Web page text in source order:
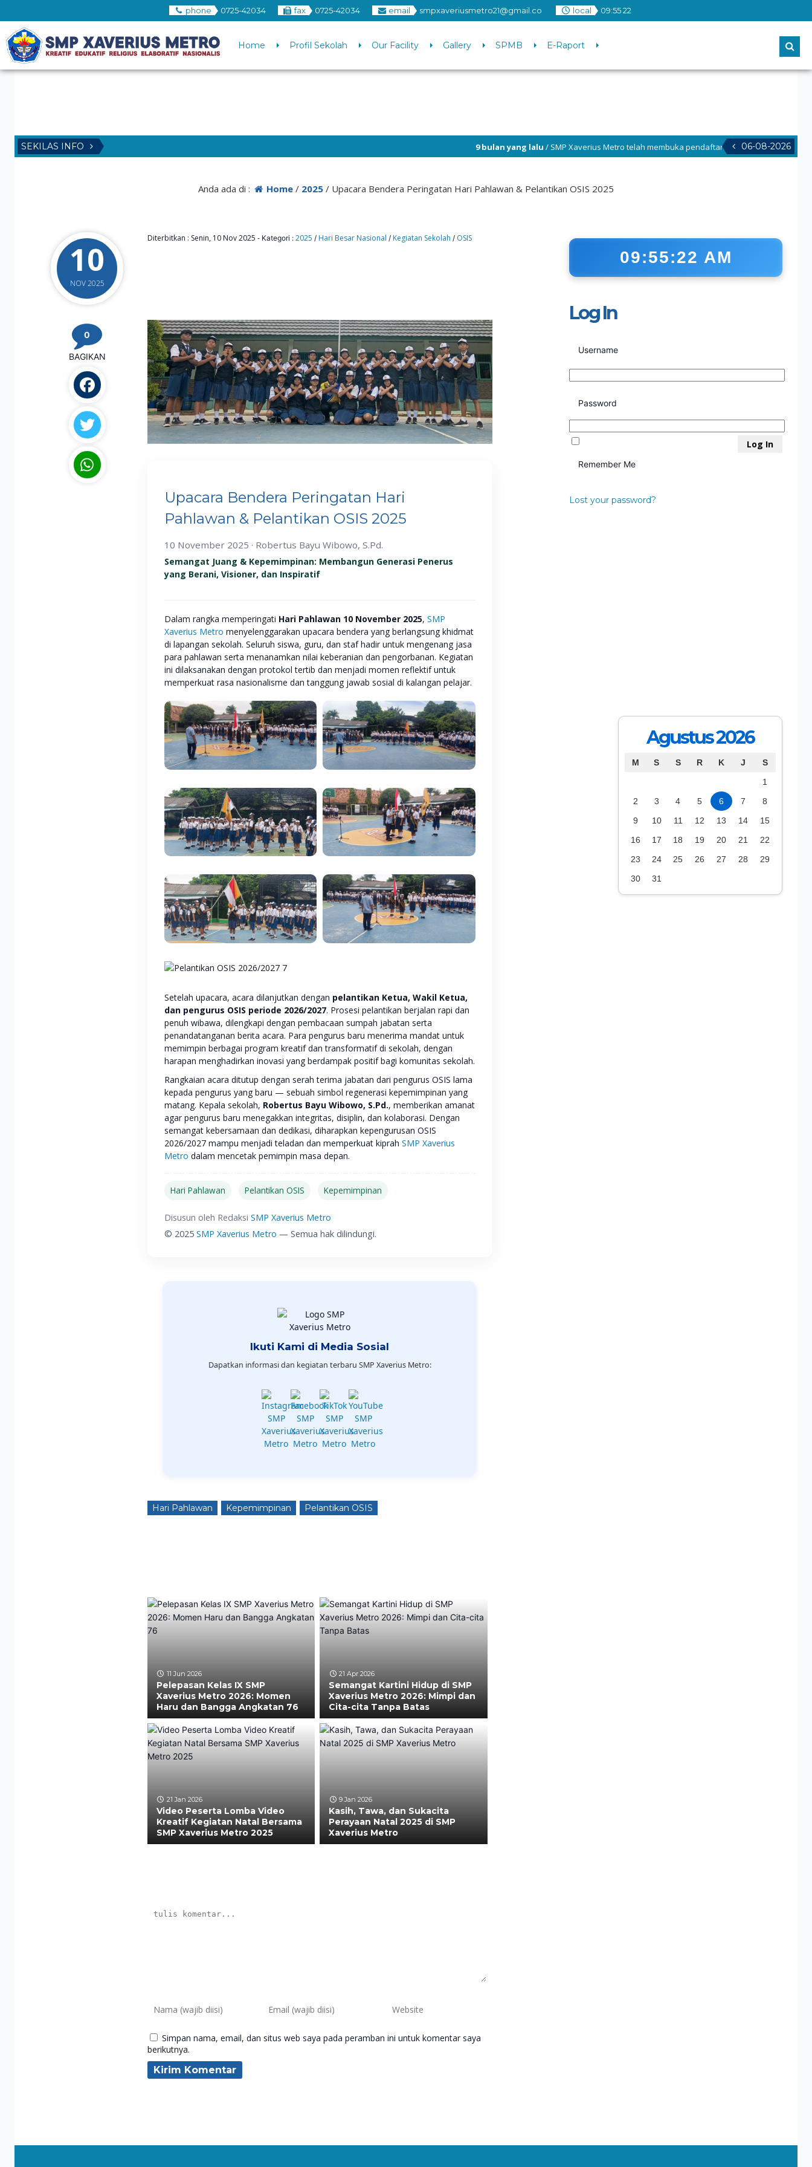
phone 0725-42034 fax 0725-42034 email smpxaveriusmetro21@gmail.co local 09:55 23
Home Profil Sekolah Our Facility Gallery SPMB E-Raport
SEKILAS INFO 06-08-2026
9 bulan yang lalu/ SMP Xaverius Metro telah membuka pendaftaran Tahun Pelajaran 2026–2027!
Anda ada di : Home/ 2025/ Upacara Bendera Peringatan Hari Pahlawan & Pelantikan OSIS 2025
10
NOV 2025
Diterbitkan : Senin, 10 Nov 2025 - Kategori : 2025 / Hari Besar Nasional / Kegiatan Sekolah / OSIS
0
BAGIKAN
Upacara Bendera Peringatan Hari
Pahlawan & Pelantikan OSIS 2025
10 November 2025 · Robertus Bayu Wibowo, S.Pd.
Semangat Juang & Kepemimpinan: Membangun Generasi Penerus
yang Berani, Visioner, dan Inspiratif
Dalam rangka memperingati Hari Pahlawan 10 November 2025, SMP
Xaverius Metro menyelenggarakan upacara bendera yang berlangsung khidmat
di lapangan sekolah. Seluruh siswa, guru, dan staf hadir untuk mengenang jasa
para pahlawan serta menanamkan nilai keberanian dan pengorbanan. Kegiatan
ini dilaksanakan dengan protokol tertib dan menjadi momen reflektif untuk
memperkuat rasa nasionalisme dan tanggung jawab sosial di kalangan pelajar.
Setelah upacara, acara dilanjutkan dengan pelantikan Ketua, Wakil Ketua,
dan pengurus OSIS periode 2026/2027. Prosesi pelantikan berjalan rapi dan
penuh wibawa, dilengkapi dengan pembacaan sumpah jabatan serta
penandatanganan berita acara. Para pengurus baru menerima mandat untuk
memimpin berbagai program kreatif dan transformatif di sekolah, dengan
harapan menghadirkan inovasi yang berdampak positif bagi komunitas sekolah.
Rangkaian acara ditutup dengan serah terima jabatan dari pengurus OSIS lama
kepada pengurus yang baru — sebuah simbol regenerasi kepemimpinan yang
matang. Kepala sekolah, Robertus Bayu Wibowo, S.Pd., memberikan amanat
agar pengurus baru menegakkan integritas, disiplin, dan kolaborasi. Dengan
semangat kebersamaan dan dedikasi, diharapkan kepengurusan OSIS
2026/2027 mampu menjadi teladan dan memperkuat kiprah SMP Xaverius
Metro dalam mencetak pemimpin masa depan.
Hari Pahlawan Pelantikan OSIS Kepemimpinan
Disusun oleh Redaksi SMP Xaverius Metro
© 2025 SMP Xaverius Metro — Semua hak dilindungi.
Ikuti Kami di Media Sosial
Dapatkan informasi dan kegiatan terbaru SMP Xaverius Metro:
Hari Pahlawan Kepemimpinan Pelantikan OSIS
11 Jun 2026
Pelepasan Kelas IX SMP
Xaverius Metro 2026: Momen
Haru dan Bangga Angkatan 76
21 Apr 2026
Semangat Kartini Hidup di SMP
Xaverius Metro 2026: Mimpi dan
Cita-cita Tanpa Batas
21 Jan 2026
Video Peserta Lomba Video
Kreatif Kegiatan Natal Bersama
SMP Xaverius Metro 2025
9 Jan 2026
Kasih, Tawa, dan Sukacita
Perayaan Natal 2025 di SMP
Xaverius Metro
Simpan nama, email, dan situs web saya pada peramban ini untuk komentar saya
berikutnya.
09:55:23 AM
Log In
Username
Password
Remember Me
Lost your password?
Agustus 2026
M S S R K J
S
1
2
3 4 5 6 7
8
9
10 11 12 13 14
15
16
17 18 19 20 21
22
23
24 25 26 27 28
29
30
31